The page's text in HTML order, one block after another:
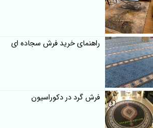
راهنمای خرید فرش سجاده ای
فرش گرد در دکوراسیون